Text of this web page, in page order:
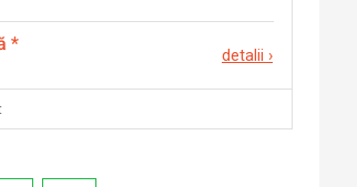
*
detalii ›